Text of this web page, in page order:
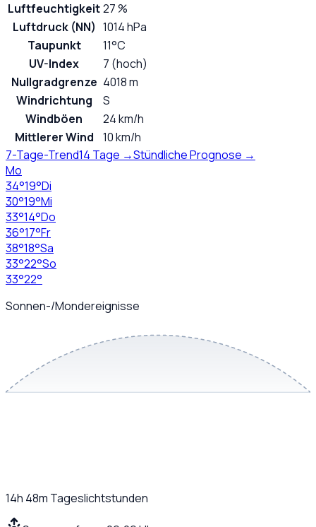
Luftfeuchtigkeit27 %
Luftdruck (NN) 1014 hPa
Taupunkt
11°C
UV-Index
7 (hoch)
Nullgradgrenze 4018 m
Windrichtung
S
Windböen
24 km/h
Mittlerer Wind
10 km/h
7-Tage-Trend14 Tage →Stündliche Prognose →
Mo
34°19°Di
30°19°Mi
33°14°Do
36°17°Fr
38°18°Sa
33°22°So
33°22°
Sonnen-/Mondereignisse
14h 48m Tageslichtstunden